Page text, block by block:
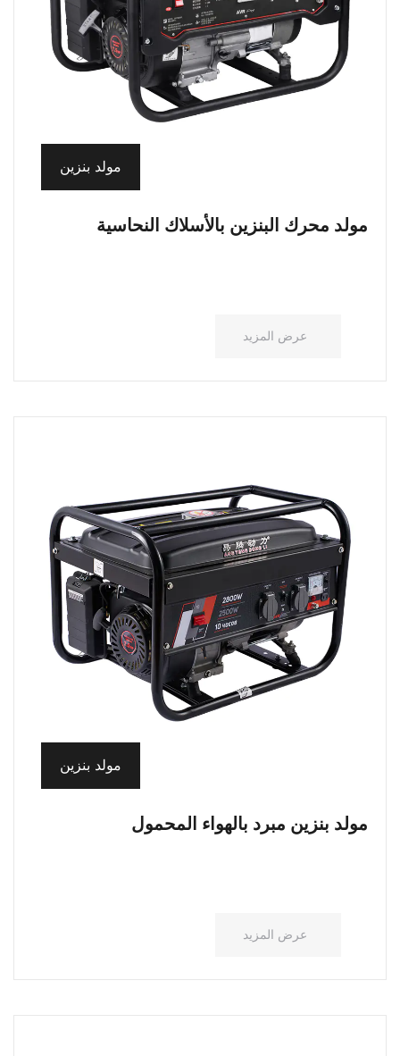
مولد بنزين
مولد محرك البنزين بالأسلاك النحاسية
عرض المزيد
مولد بنزين
مولد بنزين مبرد بالهواء المحمول
عرض المزيد